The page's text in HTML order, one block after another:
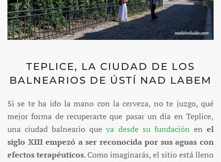
TEPLICE, LA CIUDAD DE LOS
BALNEARIOS DE ÚSTÍ NAD LABEM
Si se te ha ido la mano con la cerveza, no te juzgo, qué
mejor forma de recuperarte que pasar un día en Teplice,
una ciudad balneario queya desde su fundación enel
siglo XIII empezó a ser reconocida por sus aguas con
efectos terapéuticos. Como imaginarás, el sitio está lleno